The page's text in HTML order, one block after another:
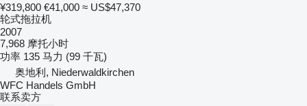
¥319,800 €41,000 ≈ US$47,370
轮式拖拉机
2007
7,968 摩托小时
功率 135 马力 (99 千瓦)
奥地利, Niederwaldkirchen
WFC Handels GmbH
联系卖方